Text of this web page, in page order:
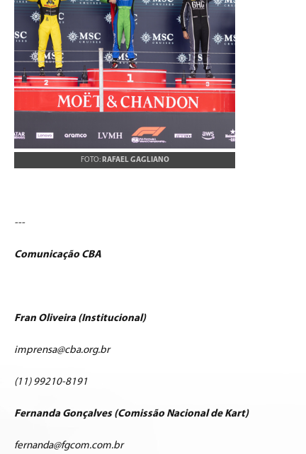
FOTO: RAFAEL GAGLIANO
---
Comunicação CBA
Fran Oliveira (Institucional)
imprensa@cba.org.br
(11) 99210-8191
Fernanda Gonçalves (Comissão Nacional de Kart)
fernanda@fgcom.com.br